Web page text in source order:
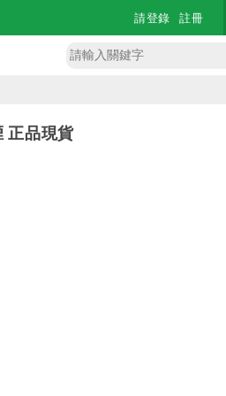
請登錄 註冊
正品現貨